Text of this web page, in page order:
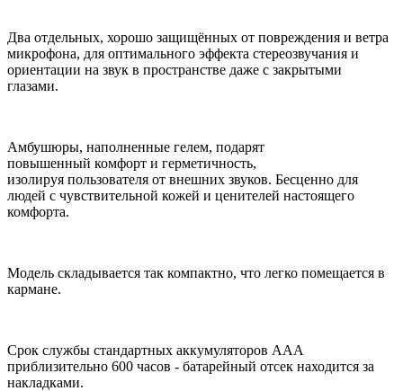
Два отдельных, хорошо защищённых от повреждения и ветра
микрофона, для оптимального эффекта стереозвучания и
ориентации на звук в пространстве даже с закрытыми
глазами.
Амбушюры, наполненные гелем, подарят
повышенный комфорт и герметичность,
изолируя пользователя от внешних звуков. Бесценно для
людей с чувствительной кожей и ценителей настоящего
комфорта.
Модель складывается так компактно, что легко помещается в
кармане.
Срок службы стандартных аккумуляторов ААА
приблизительно 600 часов - батарейный отсек находится за
накладками.